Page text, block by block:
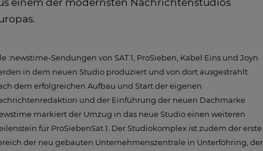
einem der modernsten Nachrichtenstudios
:newstime-Sendungen von SAT.1, ProSieben, Kabel Eins und Joyn
in dem neuen Studio produziert und von dort ausgestrahlt.
dem erfolgreichen Aufbau und Start der eigenen
und der Einführung der neuen Dachmarke
markiert der Umzug in das neue Studio einen weiteren
für ProSiebenSat.1. Der Studiokomplex ist zudem der erste
der neu gebauten Unternehmenszentrale in Unterföhring, der